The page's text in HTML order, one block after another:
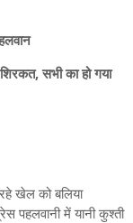
सभी का हो गया
खेल को बलिया
पहलवानी में यानी कुश्ती